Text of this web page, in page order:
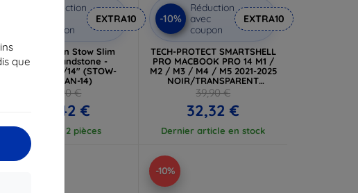
que
Réduction
coupon
EXTRA10
Native Union Stow Slim
Sleeve, sandstone -
Macbook 13/14" (STOW-
MBS-SAN-14)
74,90 €
67,42 €
En stock 2 pièces
-10%
Réduction
avec
coupon
EXTRA10
TECH-PROTECT SMARTSHELL
PRO MACBOOK PRO 14 M1 /
M2 / M3 / M4 / M5 2021-2025
NOIR/TRANSPARENT
(5906302335626)
39,90 €
32,32 €
Dernier article en stock
-10%